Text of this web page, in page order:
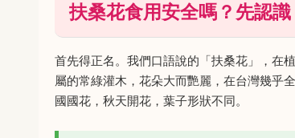
扶桑花食用安全嗎？先認識
首先得正名。我們口語說的「扶桑花」，在
屬的常綠灌木，花朵大而艷麗，在台灣幾乎
國國花，秋天開花，葉子形狀不同。